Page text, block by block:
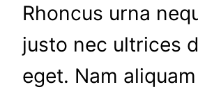
Rhoncus urna
justo nec ultrices
eget. Nam